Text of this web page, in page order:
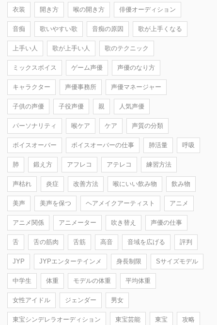
衣装 開き方 喉の開き方 俳優オーディション
音痴 歌いやすい歌 音痴の原因 歌が上手くなる
上手い人 歌が上手い人 歌のテクニック
ミックスボイス ゲーム声優 声優のなり方
キャラクター 声優事務所 声優マネージャー
子供の声優 子役声優 親 人気声優
パーソナリティ 喉ケア ケア 声質の分類
ボイスオーバー ボイスオーバーの仕事 肺活量 呼吸
肺 鍛え方 アフレコ アテレコ 練習方法
声枯れ 炎症 改善方法 喉にいい飲み物 飲み物
美声 美声を保つ ヘアメイクアーティスト アニメ
アニメ関係 アニメーター 吹き替え 声優の仕事
舌 舌の筋肉 舌筋 高音 音域を広げる 評判
JYP JYPエンターテインメ 身長制限 Sサイズモデル
中学生 体重 モデルの体重 平均体重
女性アイドル ジェンダー 男女
東宝シンデレラオーディション 東宝芸能 東宝 攻略